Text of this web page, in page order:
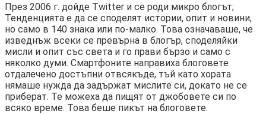
През 2006 г. дойде Twitter и се роди микро блогът;
Тенденцията е да се споделят истории, опит и новини,
но само в 140 знака или по-малко. Това означаваше, че
изведнъж всеки се превърна в блогър, споделяйки
мисли и опит със света и го прави бързо и само с
няколко думи. Смартфоните направиха блоговете
отдалечено достъпни отвсякъде, тъй като хората
нямаше нужда да задържат мислите си, докато не се
приберат. Те можеха да пищят от джобовете си по
всяко време. Това беше пикът на блоговете.